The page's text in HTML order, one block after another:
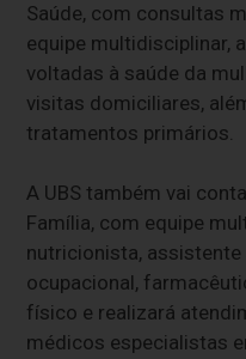
Saúde, com consultas
equipe multidisciplinar,
voltadas à saúde da
visitas domiciliares,
tratamentos primários.
A UBS também vai
Família, com equipe
nutricionista, assistente
ocupacional,
físico e realizará
médicos especialistas